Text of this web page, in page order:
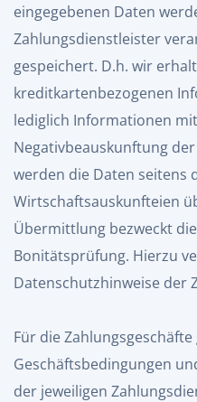
eingegebenen Daten
Zahlungsdienstleister
gespeichert. D.h. wir
kreditkartenbezogenen
lediglich Informationen
Negativbeauskunftung
werden die Daten seitens
Wirtschaftsauskunfteien
Übermittlung bezweckt
Bonitätsprüfung. Hierzu
Datenschutzhinweise der
Für die
Geschäftsbedingungen
der jeweiligen